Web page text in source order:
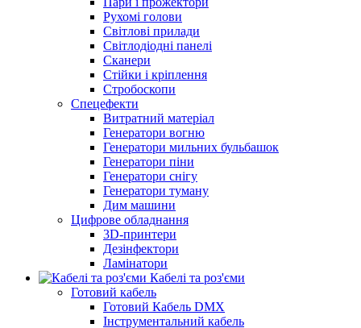
Рухомі голови
Світлові прилади
Світлодіодні панелі
Сканери
Стійки і кріплення
Стробоскопи
Спецефекти
Витратний матеріал
Генератори вогню
Генератори мильних бульбашок
Генератори піни
Генератори снігу
Генератори туману
Дим машини
Цифрове обладнання
3D-принтери
Дезінфектори
Ламінатори
Кабелі та роз'єми
Готовий кабель
Готовий Кабель DMX
Інструментальний кабель